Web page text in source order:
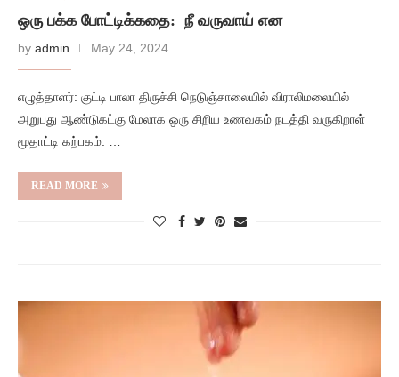
ஒரு பக்க போட்டிக்கதை: நீ வருவாய் என
by admin May 24, 2024
எழுத்தாளர்: குட்டி பாலா திருச்சி நெடுஞ்சாலையில் விராலிமலையில்
அறுபது ஆண்டுகட்கு மேலாக ஒரு சிறிய உணவகம் நடத்தி வருகிறாள்
மூதாட்டி கற்பகம். …
READ MORE